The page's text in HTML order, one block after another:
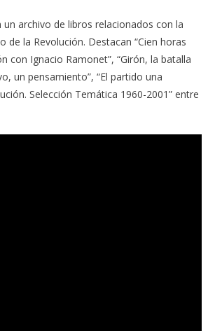
archivo de libros relacionados con la
de la Revolución. Destacan “Cien horas
con Ignacio Ramonet”, “Girón, la batalla
un pensamiento”, “El partido una
Selección Temática 1960-2001” entre